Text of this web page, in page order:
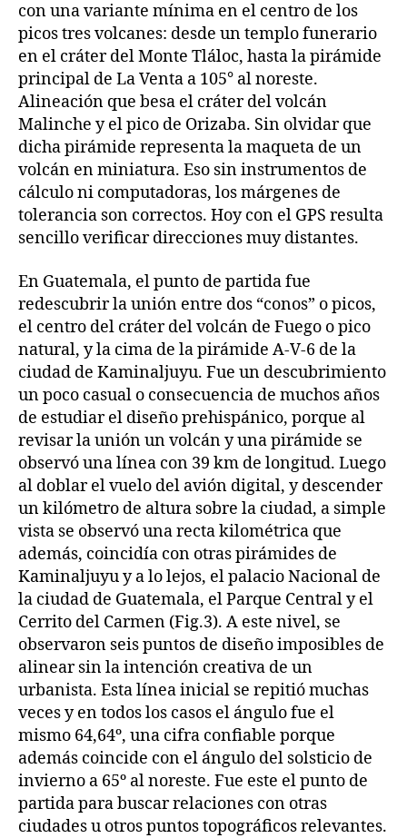
con una variante mínima en el centro de los
picos tres volcanes: desde un templo funerario
en el cráter del Monte Tláloc, hasta la pirámide
principal de La Venta a 105° al noreste.
Alineación que besa el cráter del volcán
Malinche y el pico de Orizaba. Sin olvidar que
dicha pirámide representa la maqueta de un
volcán en miniatura. Eso sin instrumentos de
cálculo ni computadoras, los márgenes de
tolerancia son correctos. Hoy con el GPS resulta
sencillo verificar direcciones muy distantes.
En Guatemala, el punto de partida fue
redescubrir la unión entre dos “conos” o picos,
el centro del cráter del volcán de Fuego o pico
natural, y la cima de la pirámide A-V-6 de la
ciudad de Kaminaljuyu. Fue un descubrimiento
un poco casual o consecuencia de muchos años
de estudiar el diseño prehispánico, porque al
revisar la unión un volcán y una pirámide se
observó una línea con 39 km de longitud. Luego
al doblar el vuelo del avión digital, y descender
un kilómetro de altura sobre la ciudad, a simple
vista se observó una recta kilométrica que
además, coincidía con otras pirámides de
Kaminaljuyu y a lo lejos, el palacio Nacional de
la ciudad de Guatemala, el Parque Central y el
Cerrito del Carmen (Fig.3). A este nivel, se
observaron seis puntos de diseño imposibles de
alinear sin la intención creativa de un
urbanista. Esta línea inicial se repitió muchas
veces y en todos los casos el ángulo fue el
mismo 64,64º, una cifra confiable porque
además coincide con el ángulo del solsticio de
invierno a 65º al noreste. Fue este el punto de
partida para buscar relaciones con otras
ciudades u otros puntos topográficos relevantes.